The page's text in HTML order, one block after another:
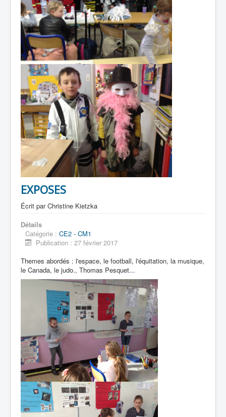
EXPOSES
Écrit parChristine Kietzka
Détails
Catégorie : CE2 - CM1
Publication : 27 février 2017
Themes abordés : l'espace, le football, l'équitation, la musique,
le Canada, le judo., Thomas Pesquet...